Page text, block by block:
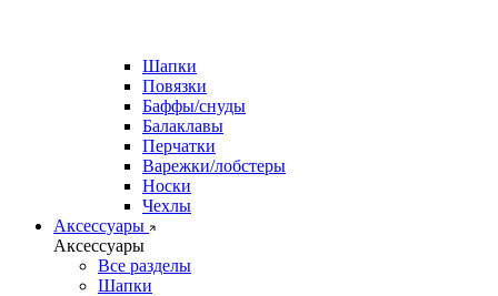
Шапки
Повязки
Баффы/снуды
Балаклавы
Перчатки
Варежки/лобстеры
Носки
Чехлы
Аксессуары
Аксессуары
Все разделы
Шапки